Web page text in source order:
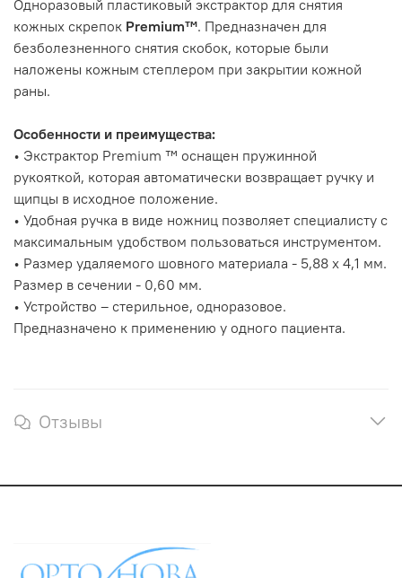
Одноразовый пластиковый экстрактор для снятия
кожных скрепок Premium™. Предназначен для
безболезненного снятия скобок, которые были
наложены кожным степлером при закрытии кожной
раны.
Особенности и преимущества:
• Экстрактор Premium ™ оснащен пружинной
рукояткой, которая автоматически возвращает ручку и
щипцы в исходное положение.
• Удобная ручка в виде ножниц позволяет специалисту с
максимальным удобством пользоваться инструментом.
• Размер удаляемого шовного материала - 5,88 х 4,1 мм.
Размер в сечении - 0,60 мм.
• Устройство – стерильное, одноразовое.
Предназначено к применению у одного пациента.
Отзывы